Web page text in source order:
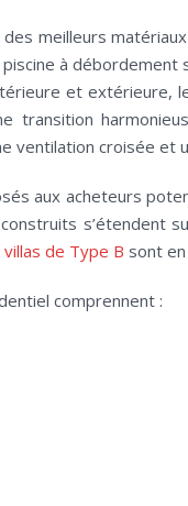
meilleurs
piscine à
et
transition
ventilation croisée et
aux acheteurs
s’étendent
villas de Type B sont
comprennent :